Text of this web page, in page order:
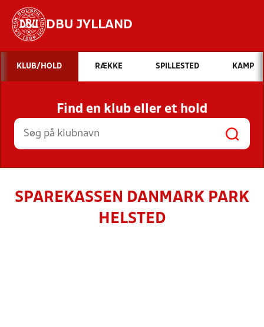
DBU JYLLAND
Hvad vil du søge efter?
INDHOLD OG NYHEDER
STILLINGER, RESULTATER, KLUBBER OG
HOLD
KLUB/HOLD RÆKKE SPILLESTED KAMP
Find en klub eller et hold
SPAREKASSEN DANMARK PARK
HELSTED